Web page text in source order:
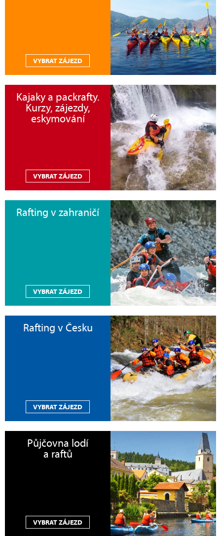
VYBRAT ZÁJEZD
Kajaky a packrafty.
Kurzy, zájezdy,
eskymování
VYBRAT ZÁJEZD
Rafting v zahraničí
VYBRAT ZÁJEZD
Rafting v Česku
VYBRAT ZÁJEZD
Půjčovna lodí
a raftů
VYBRAT ZÁJEZD